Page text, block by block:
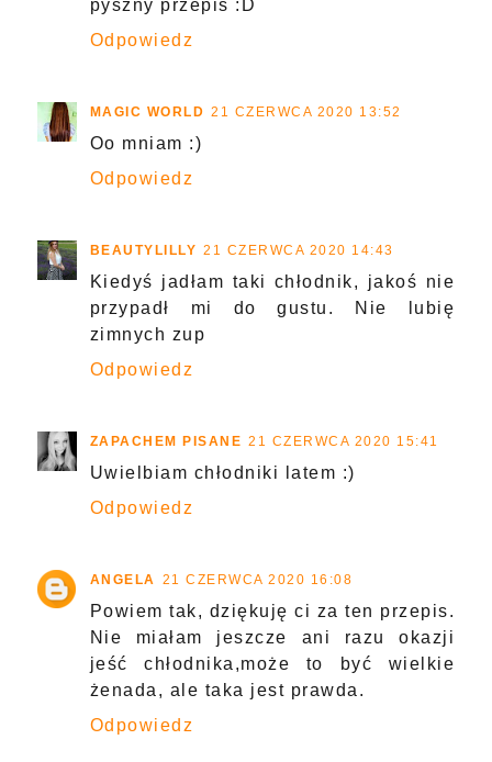
pyszny przepis :D
Odpowiedz
MAGIC WORLD 21 CZERWCA 2020 13:52
Oo mniam :)
Odpowiedz
BEAUTYLILLY 21 CZERWCA 2020 14:43
Kiedyś jadłam taki chłodnik, jakoś nie
przypadł mi do gustu. Nie lubię
zimnych zup
Odpowiedz
ZAPACHEM PISANE 21 CZERWCA 2020 15:41
Uwielbiam chłodniki latem :)
Odpowiedz
ANGELA 21 CZERWCA 2020 16:08
Powiem tak, dziękuję ci za ten przepis.
Nie miałam jeszcze ani razu okazji
jeść chłodnika,może to być wielkie
żenada, ale taka jest prawda.
Odpowiedz